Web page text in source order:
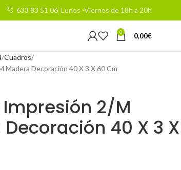
633 83 51 06 Lunes -Viernes de 18h a 20h
0 0,00€
Cuadros
Madera Decoración 40 X 3 X 60 Cm
2/M
40 X 3 X